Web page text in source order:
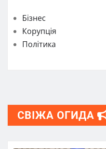
Бізнес
Корупція
Політика
СВІЖА ОГИДА